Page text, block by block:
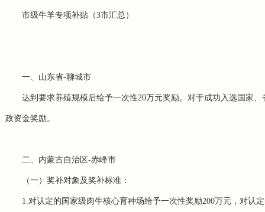
市级牛羊专项补贴（3市汇总）
一、山东省-聊城市
达到要求养殖规模后给予一次性20万元奖励。对于成功入选国家
政资金奖励。
二、内蒙古自治区-赤峰市
（一）奖补对象及奖补标准：
1.对认定的国家级肉牛核心育种场给予一次性奖励200万元，对认